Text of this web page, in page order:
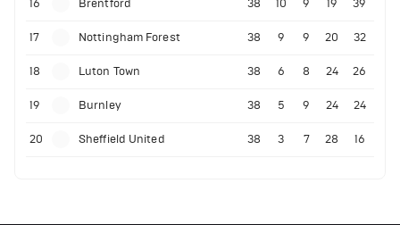
16 Brentford 38 10 9 19 39
17 Nottingham Forest 38 9 9 20 32
18 Luton Town 38 6 8 24 26
19 Burnley 38 5 9 24 24
20 Sheffield United 38 3 7 28 16